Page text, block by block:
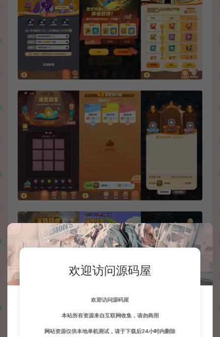
欢迎访问源码屋
欢迎访问源码屋
本站所有资源来自互联网收集，请勿商用
网站资源仅供本地单机测试，请于下载后24小时内删除